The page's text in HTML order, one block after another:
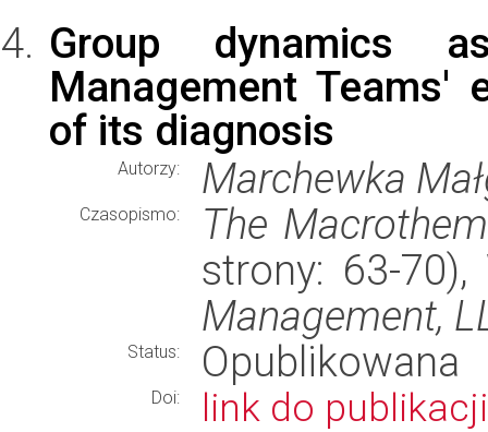
Group dynamics
Management Teams'
of its diagnosis
Autorzy: Marchewka
Czasopismo:
The
strony: 63-
Management,
Status: Opublikowana
Doi: link do publikacji